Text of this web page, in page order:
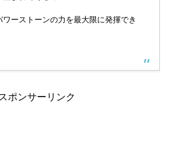
ーストーンの力を最大限に発揮でき
スポンサーリンク